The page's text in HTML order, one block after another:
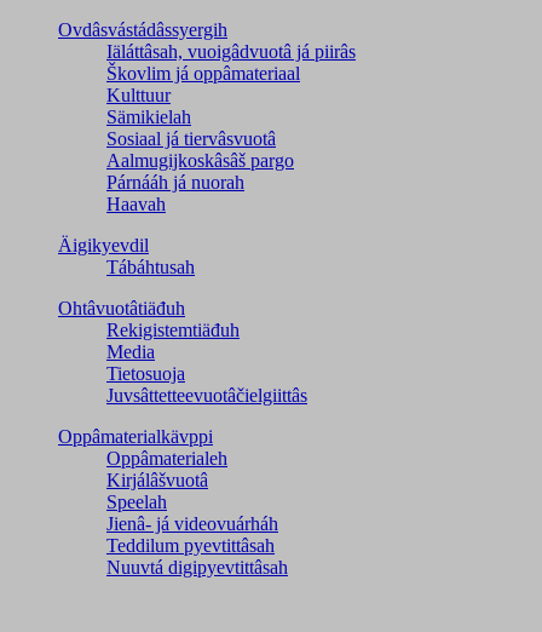
Ovdâsvástádâssyergih
Iäláttâsah, vuoigâdvuotâ já piirâs
Škovlim já oppâmateriaal
Kulttuur
Sämikielah
Sosiaal já tiervâsvuotâ
Aalmugijkoskâsâš pargo
Párnááh já nuorah
Haavah
Äigikyevdil
Tábáhtusah
Ohtâvuotâtiäđuh
Rekigistemtiäđuh
Media
Tietosuoja
Juvsâttetteevuotâčielgiittâs
Oppâmaterialkävppi
Oppâmaterialeh
Kirjálâšvuotâ
Speelah
Jienâ- já videovuárháh
Teddilum pyevtittâsah
Nuuvtá digipyevtittâsah